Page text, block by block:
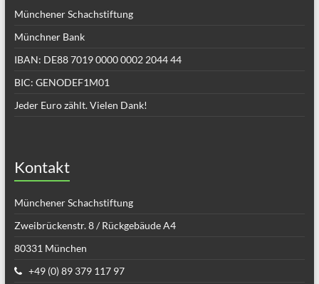
Münchener Schachstiftung
Münchner Bank
IBAN: DE88 7019 0000 0002 2044 44
BIC: GENODEF1M01
Jeder Euro zählt. Vielen Dank!
Kontakt
Münchener Schachstiftung
Zweibrückenstr. 8 / Rückgebäude A4
80331 München
+49 (0) 89 379 117 97